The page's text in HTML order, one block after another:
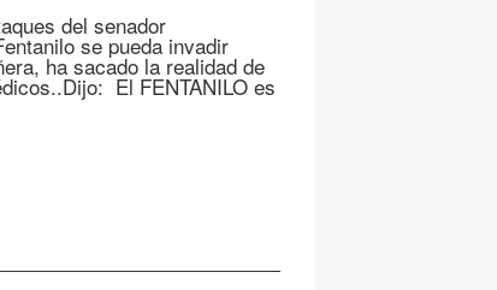
del senador
se pueda invadir
ha sacado la realidad de
El FENTANILO es